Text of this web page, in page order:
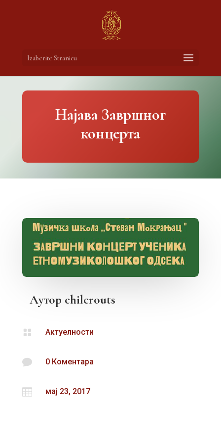
Izaberite Stranicu
Најава Завршног
концерта
Аутор chilerouts
 Актуелности
 0 Коментара
 мај 23, 2017